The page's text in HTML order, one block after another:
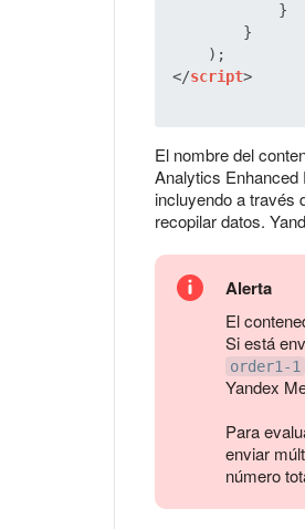
            }
        }
</script>
El nombre del
Analytics
incluyendo a través
recopilar datos.
Alerta
El
Si está
order1-1
Yandex
Para
enviar
número